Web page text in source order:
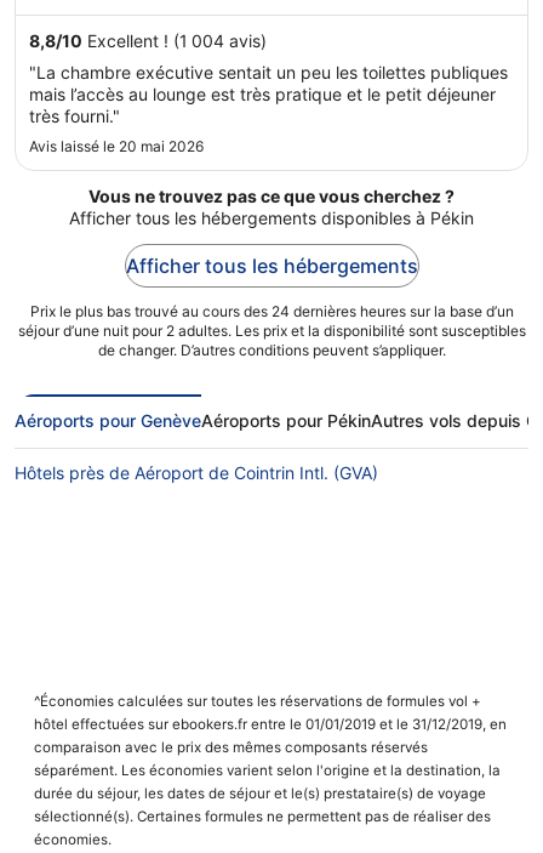
8,8/10 Excellent ! (1 004 avis)
"La chambre exécutive sentait un peu les toilettes publiques
mais l’accès au lounge est très pratique et le petit déjeuner
très fourni."
Avis laissé le 20 mai 2026
Vous ne trouvez pas ce que vous cherchez ?
Afficher tous les hébergements disponibles à Pékin
Afficher tous les hébergements
Prix le plus bas trouvé au cours des 24 dernières heures sur la base d’un
séjour d’une nuit pour 2 adultes. Les prix et la disponibilité sont susceptibles
de changer. D’autres conditions peuvent s’appliquer.
Aéroports pour GenèveAéroports pour PékinAutres vols depuis
Hôtels près de Aéroport de Cointrin Intl. (GVA)
^Économies calculées sur toutes les réservations de formules vol +
hôtel effectuées sur ebookers.fr entre le 01/01/2019 et le 31/12/2019, en
comparaison avec le prix des mêmes composants réservés
séparément. Les économies varient selon l'origine et la destination, la
durée du séjour, les dates de séjour et le(s) prestataire(s) de voyage
sélectionné(s). Certaines formules ne permettent pas de réaliser des
économies.